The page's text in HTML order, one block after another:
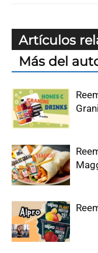
Artículos
Más del